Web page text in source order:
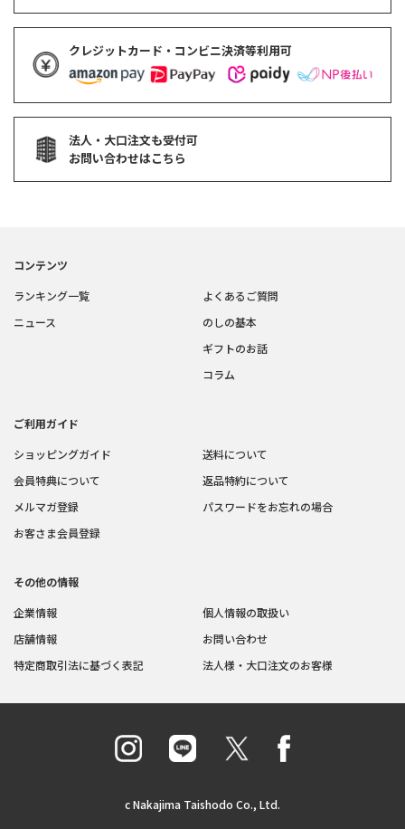
クレジットカード・コンビニ決済等利用可
法人・大口注文も受付可
お問い合わせはこちら
コンテンツ
ランキング一覧
ニュース
よくあるご質問
のしの基本
ギフトのお話
コラム
ご利用ガイド
ショッピングガイド
会員特典について
メルマガ登録
お客さま会員登録
送料について
返品特約について
パスワードをお忘れの場合
その他の情報
企業情報
店舗情報
特定商取引法に基づく表記
個人情報の取扱い
お問い合わせ
法人様・大口注文のお客様
c Nakajima Taishodo Co., Ltd.